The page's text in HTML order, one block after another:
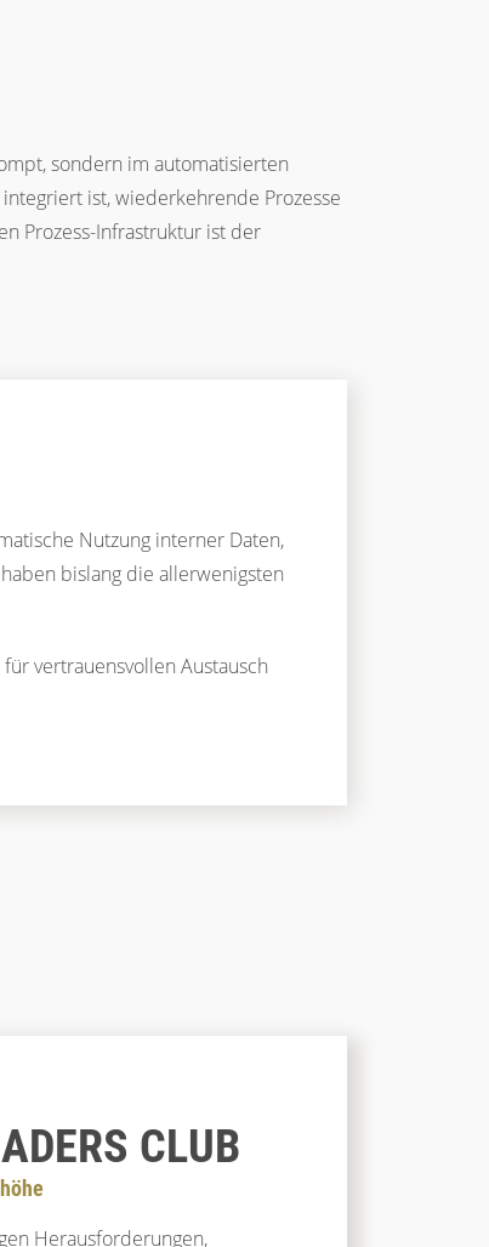
sondern im automatisierten
ist, wiederkehrende Prozesse
Prozess-Infrastruktur ist der
Nutzung interner Daten,
bislang die allerwenigsten
vertrauensvollen Austausch
CLUB
Herausforderungen,